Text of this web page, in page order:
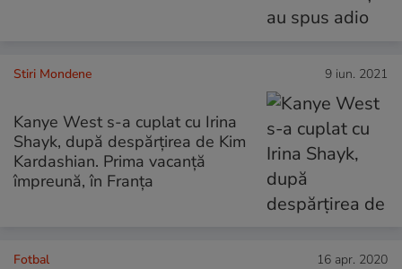
Stiri Mondene 9 iun. 2021
Kanye West s-a cuplat cu Irina
Shayk, după despărțirea de Kim
Kardashian. Prima vacanță
împreună, în Franța
Fotbal 16 apr. 2020